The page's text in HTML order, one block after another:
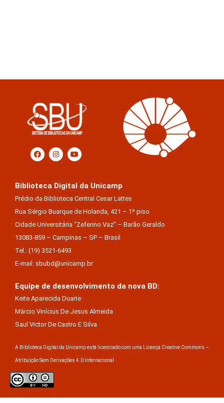
Biblioteca Digital da Unicamp
Prédio da Biblioteca Central Cesar Lattes
Rua Sérgio Buarque de Holanda, 421 – 1º piso
Cidade Universitária “Zeferino Vaz” – Barão Geraldo
13083-859 – Campinas – SP – Brasil
Tel.: (19) 3521-6493
E-mail: sbubd@unicamp.br
Equipe de desenvolvimento da nova BD:
Keite Aparecida Duarte
Márcio Vinícius De Jesus Almeida
Saul Victor De Castro E Silva
A Biblioteca Digital da Unicamp está licenciado com uma Licença Creative Commons –
Atribuição Sem Derivações 4.0 Internacional